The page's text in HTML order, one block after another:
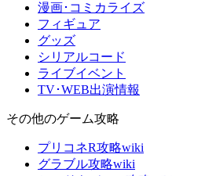
漫画･コミカライズ
フィギュア
グッズ
シリアルコード
ライブイベント
TV･WEB出演情報
その他のゲーム攻略
プリコネR攻略wiki
グラブル攻略wiki